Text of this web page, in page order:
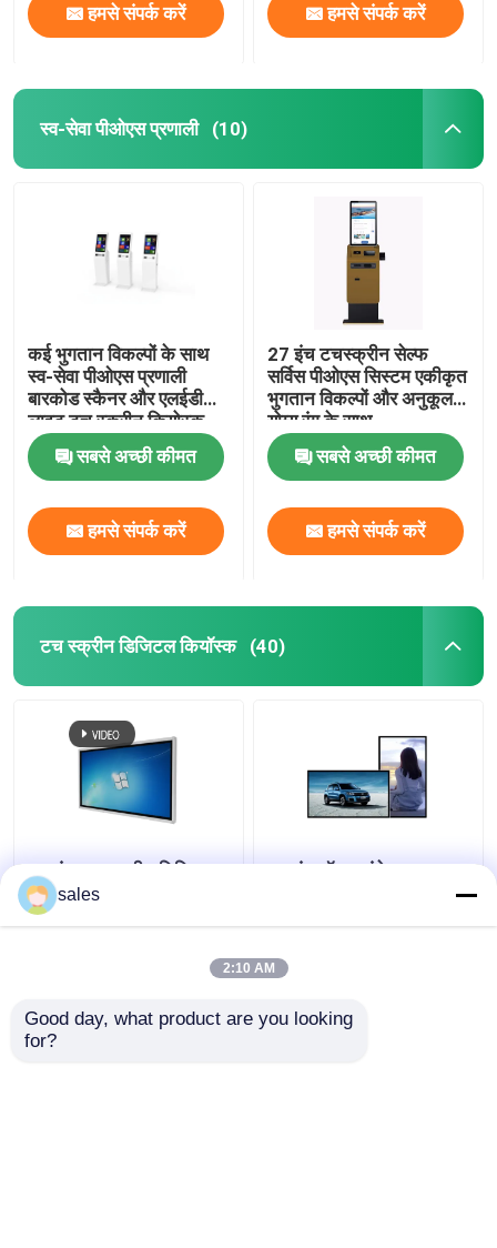
हमसे संपर्क करें हमसे संपर्क करें
स्व-सेवा पीओएस प्रणाली (10)
कई भुगतान विकल्पों के साथ
स्व-सेवा पीओएस प्रणाली
बारकोड स्कैनर और एलईडी
लाइट टच स्क्रीन कियोस्क
सबसे अच्छी कीमत
हमसे संपर्क करें
27 इंच टचस्क्रीन सेल्फ
सर्विस पीओएस सिस्टम एकीकृत
भुगतान विकल्पों और अनुकूलन
योग्य रंग के साथ
सबसे अच्छी कीमत
हमसे संपर्क करें
टच स्क्रीन डिजिटल कियॉस्क (40)
55 इंच टच स्क्रीन डिजिटल
कियोस्क इन्फ्रारेड टच और
विंडोज ओएस सभी एक कंप्यूटर
43 इंच वॉल माउंटेड टच
sales
2:10 AM
Good day, what product are you looking
for?